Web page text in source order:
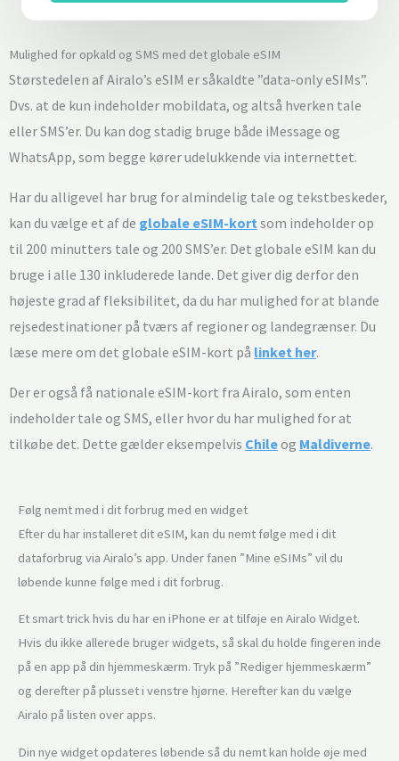
Mulighed for opkald og SMS med det globale eSIM
Størstedelen af Airalo’s eSIM er såkaldte ”data-only eSIMs”.
Dvs. at de kun indeholder mobildata, og altså hverken tale
eller SMS’er. Du kan dog stadig bruge både iMessage og
WhatsApp, som begge kører udelukkende via internettet.
Har du alligevel har brug for almindelig tale og tekstbeskeder,
kan du vælge et af de globale eSIM-kort som indeholder op
til 200 minutters tale og 200 SMS’er. Det globale eSIM kan du
bruge i alle 130 inkluderede lande. Det giver dig derfor den
højeste grad af fleksibilitet, da du har mulighed for at blande
rejsedestinationer på tværs af regioner og landegrænser. Du
læse mere om det globale eSIM-kort på linket her.
Der er også få nationale eSIM-kort fra Airalo, som enten
indeholder tale og SMS, eller hvor du har mulighed for at
tilkøbe det. Dette gælder eksempelvis Chileog Maldiverne.
Følg nemt med i dit forbrug med en widget
Efter du har installeret dit eSIM, kan du nemt følge med i dit
dataforbrug via Airalo’s app. Under fanen ”Mine eSIMs” vil du
løbende kunne følge med i dit forbrug.
Et smart trick hvis du har en iPhone er at tilføje en Airalo Widget.
Hvis du ikke allerede bruger widgets, så skal du holde fingeren inde
på en app på din hjemmeskærm. Tryk på ”Rediger hjemmeskærm”
og derefter på plusset i venstre hjørne. Herefter kan du vælge
Airalo på listen over apps.
Din nye widget opdateres løbende så du nemt kan holde øje med